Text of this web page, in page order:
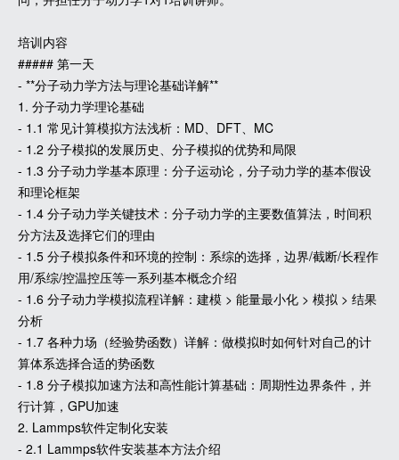
培训内容
##### 第一天
- **分子动力学方法与理论基础详解**
1. 分子动力学理论基础
- 1.1 常见计算模拟方法浅析：MD、DFT、MC
- 1.2 分子模拟的发展历史、分子模拟的优势和局限
- 1.3 分子动力学基本原理：分子运动论，分子动力学的基本假设
和理论框架
- 1.4 分子动力学关键技术：分子动力学的主要数值算法，时间积
分方法及选择它们的理由
- 1.5 分子模拟条件和环境的控制：系综的选择，边界/截断/长程作
用/系综/控温控压等一系列基本概念介绍
- 1.6 分子动力学模拟流程详解：建模 > 能量最小化 > 模拟 > 结果
分析
- 1.7 各种力场（经验势函数）详解：做模拟时如何针对自己的计
算体系选择合适的势函数
- 1.8 分子模拟加速方法和高性能计算基础：周期性边界条件，并
行计算，GPU加速
2. Lammps软件定制化安装
- 2.1 Lammps软件安装基本方法介绍